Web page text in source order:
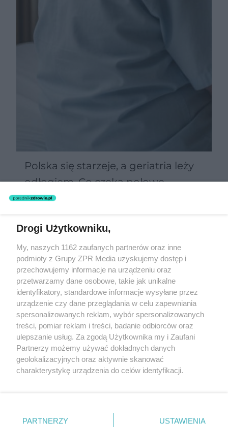
Polska się starzeje, a geriatria leży
odłogiem. Co czeka połowę
Polaków po 60-tce?
Żaden utwór zamieszczony w serwisie nie może być powielany i
rozpowszechniany lub dalej rozpowszechniany w jakikolwiek sposób
(w tym także elektroniczny lub mechaniczny) na jakimkolwiek polu
eksploatacji w jakiejkolwiek formie, włącznie z umieszczaniem w
Internecie bez pisemnej zgody właściciela praw. Jakiekolwiek użycie
lub wykorzystanie utworów w całości lub w części z naruszeniem
prawa, tzn. bez właściwej zgody, jest zabronione pod groźbą kary i
może być ścigane prawnie.
O nas
Nasze serwisy
Drogi Użytkowniku,
My, naszych 1162 zaufanych partnerów oraz inne
podmioty z Grupy ZPR Media uzyskujemy dostęp i
przechowujemy informacje na urządzeniu oraz
przetwarzamy dane osobowe, takie jak unikalne
identyfikatory, standardowe informacje wysyłane przez
urządzenie czy dane przeglądania w celu zapewniania
spersonalizowanych reklam, wybór spersonalizowanych
treści, pomiar reklam i treści, badanie odbiorców oraz
ulepszanie usług. Za zgodą Użytkownika my i Zaufani
Partnerzy możemy używać dokładnych danych
geolokalizacyjnych oraz aktywnie skanować
charakterystykę urządzenia do celów identyfikacji.
zmienić/wycofać klikając przycisk ustawień prywatności
PARTNERZY USTAWIENIA